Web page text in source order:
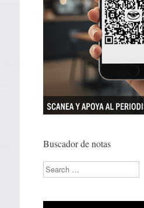
Buscador de notas
Search